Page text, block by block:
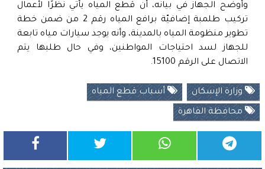
وأوضح الجهاز في بيانه، أن قطع المياه يأتي نظرًا لأعمال
تركيب طلمبة إضافيّة برافع المياه رقم 2 من ضمن خطة
تطوير منظومة المياه بالمدينة، وأنه يوجد سيارات مياه تابعة
للجهاز لسد احتياجات المواطنين، وفي حال طلبها يتم
الاتصال على الرقم 15100.
وزارة الإسكان أسباب قطع المياه
محافظة الفاهرة